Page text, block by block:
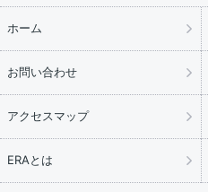
ホーム
お問い合わせ
アクセスマップ
ERAとは